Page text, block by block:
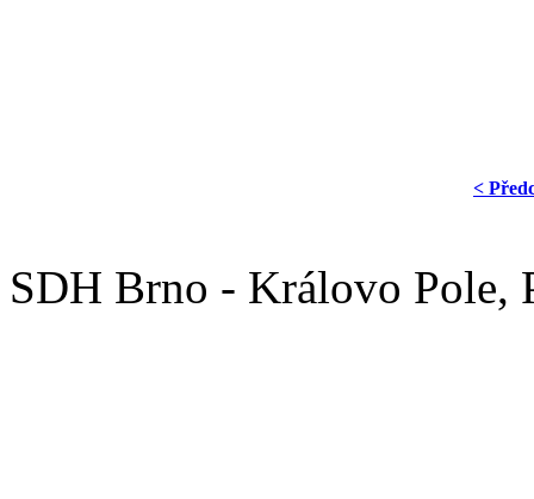
<
SDH Brno - Královo Pole,